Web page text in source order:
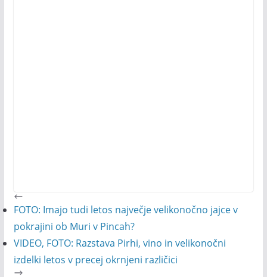
FOTO: Imajo tudi letos največje velikonočno jajce v
pokrajini ob Muri v Pincah?
VIDEO, FOTO: Razstava Pirhi, vino in velikonočni
izdelki letos v precej okrnjeni različici